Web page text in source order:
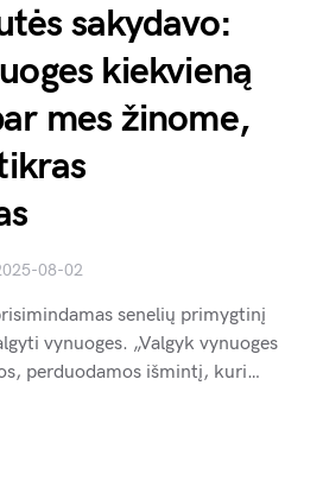
sakydavo:
kiekvieną
mes žinome,
08-02
senelių primygtinį
vynuoges. „Valgyk vynuoges
perduodamos išmintį, kuri…